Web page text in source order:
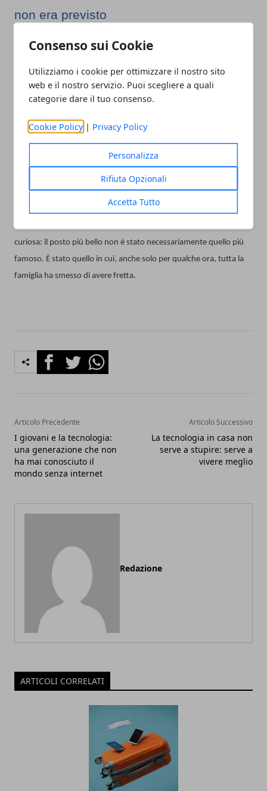
Consenso sui Cookie
Utilizziamo i cookie per ottimizzare il nostro sito
web e il nostro servizio. Puoi scegliere a quali
categorie dare il tuo consenso.
Cookie Policy | Privacy Policy
Personalizza
Rifiuta Opzionali
Accetta Tutto
non era previsto
Quando si riparte, difficilmente si parla dei chilometri percorsi.
Si ricordano le risate durante il viaggio, la calma di un sentiero, il
profumo del bosco dopo la pioggia, il pranzo condiviso senza
Forse è proprio questa la forza delturismo in Lombardia. Offre
tanti luoghi diversi, ma soprattutto lascia spazio a un modo di
viaggiare meno frenetico, dove non conta riempire la giornata di
E capita spesso che, tornando a casa, ci si renda conto di una cosa
curiosa: il posto più bello non è stato necessariamente quello più
famoso. È stato quello in cui, anche solo per qualche ora, tutta la
famiglia ha smesso di avere fretta.
FacebookTwitterWhatsapp
Articolo Precedente
I giovani e la tecnologia:
una generazione che non
ha mai conosciuto il
mondo senza internet
Articolo Successivo
La tecnologia in casa non
serve a stupire: serve a
vivere meglio
Redazione
ARTICOLI CORRELATI